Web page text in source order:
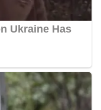
dan kondusif,
nasionalisme
Kemerdekaan RI.
Sunggal
Ingatkan
Jelang HUT
2026 — Dalam
Tahun
yang ke-